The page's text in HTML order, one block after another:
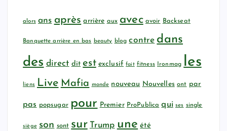
alors ans après arrière aux avec avoir Backseat
Banquette arrière en bas beauty blog contre dans
des direct dit est exclusif fait fitness Ironmag les
liens Live Mafia monde nouveau Nouvelles ont par
pas popsugar pour Premier ProPublica qui ses single
siège son sont sur Trump une été